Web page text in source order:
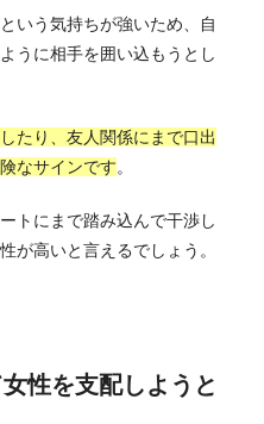
いう気持ちが強いため、自
うに相手を囲い込もうとし
たり、友人関係にまで口出
なサインです。
トにまで踏み込んで干渉し
が高いと言えるでしょう。
性を支配しようと